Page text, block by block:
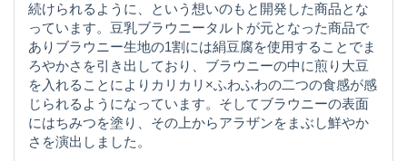
続けられるように、という想いのもと開発した商品とな
っています。豆乳ブラウニータルトが元となった商品で
ありブラウニー生地の1割には絹豆腐を使用することでま
ろやかさを引き出しており、ブラウニーの中に煎り大豆
を入れることによりカリカリ×ふわふわの二つの食感が感
じられるようになっています。そしてブラウニーの表面
にはちみつを塗り、その上からアラザンをまぶし鮮やか
さを演出しました。